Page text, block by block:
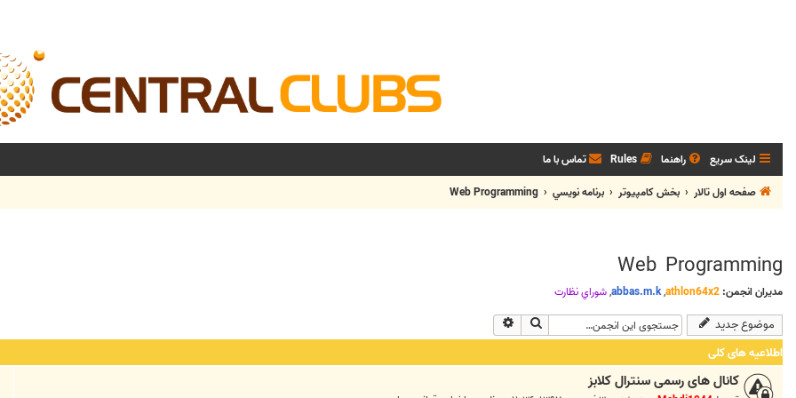
لینک سریع راهنما Rules تماس با ما
صفحه اول تالار
بخش كامپيوتر برنامه نويسي Web Programming
Web Programming
مدیران انجمن: athlon64x2
,
abbas.m.k
,شوراي نظارت
موضوع جدید جستجو
اطلاعیه های کلی
کانال های رسمی سنترال کلابز